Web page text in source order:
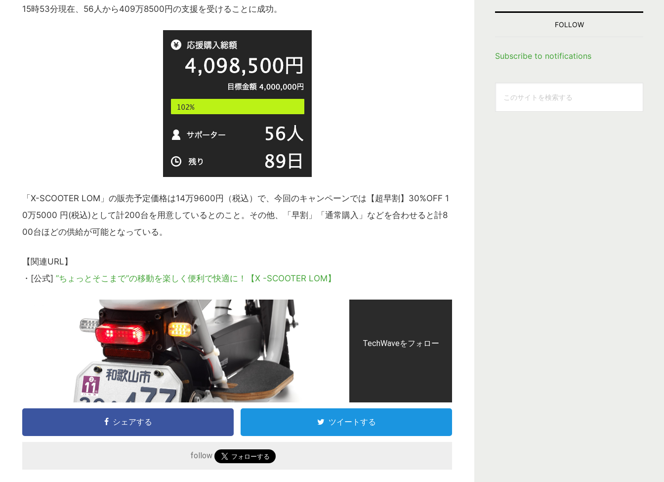
15時53分現在、56人から409万8500円の支援を受けることに成功。
「X-SCOOTER LOM」の販売予定価格は14万9600円（税込）で、今回のキャンペーンでは【超早割】30%OFF 1
0万5000 円(税込)として計200台を用意しているとのこと。その他、「早割」「通常購入」などを合わせると計8
00台ほどの供給が可能となっている。
【関連URL】
・[公式] ”ちょっとそこまで”の移動を楽しく便利で快適に！【X -SCOOTER LOM】
TechWaveをフォロー
シェアする ツイートする
follow
FOLLOW
Subscribe to notifications